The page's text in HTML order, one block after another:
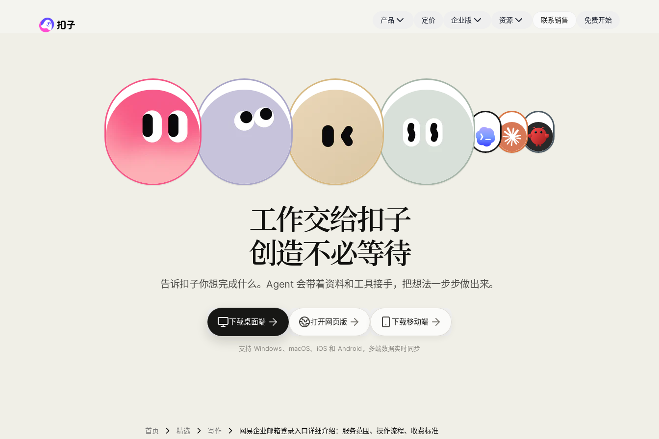
产品 定价 企业版 资源 联系销售 免费开始
工作交给扣子
创造不必等待
告诉扣子你想完成什么。Agent 会带着资料和工具接手，把想法一步步做出来。
下载桌面端 打开网页版 下载移动端
支持 Windows、macOS、iOS 和 Android，多端数据实时同步
首页 精选 写作 网易企业邮箱登录入口详细介绍：服务范围、操作流程、收费标准